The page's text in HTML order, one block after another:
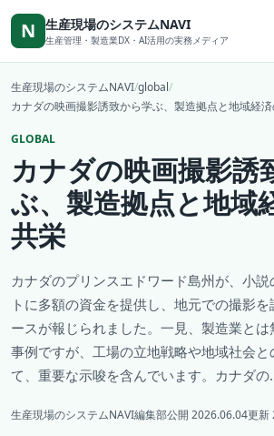
本文へ移動
N 生産現場のシステムNAVI
生産管理・製造業DX・AI活用の実務メディア
生産現場のシステムNAVI/global/
カナダの映画撮影誘致から学ぶ、製造拠点と地域経
GLOBAL
カナダの映画撮影誘
ぶ、製造拠点と地域
共栄
カナダのプリンスエドワード島州が、小
トに多額の資金を提供し、地元での撮影
ースが報じられました。一見、製造業と
事例ですが、工場の立地戦略や地域社会
て、重要な示唆を含んでいます。カナダの
生産現場のシステムNAVI編集部公開 2026.06.04更新